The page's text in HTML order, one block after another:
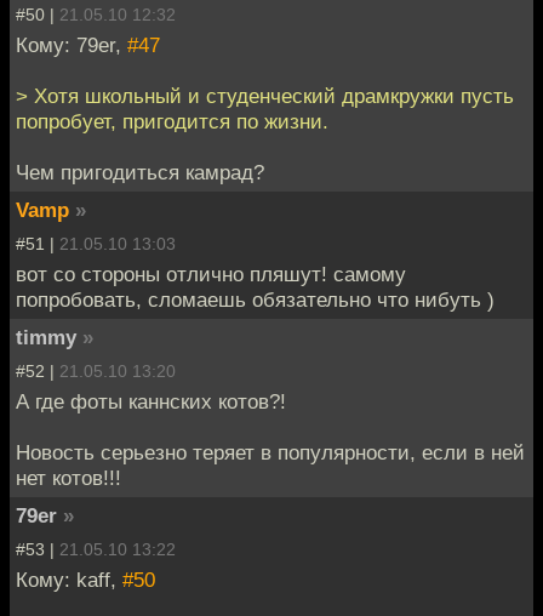
#50 | 21.05.10 12:32
Кому: 79er, #47
> Хотя школьный и студенческий драмкружки пусть
попробует, пригодится по жизни.
Чем пригодиться камрад?
Vamp »
#51 | 21.05.10 13:03
вот со стороны отлично пляшут! самому
попробовать, сломаешь обязательно что нибуть )
timmy »
#52 | 21.05.10 13:20
А где фоты каннских котов?!
Новость серьезно теряет в популярности, если в ней
нет котов!!!
79er »
#53 | 21.05.10 13:22
Кому: kaff, #50